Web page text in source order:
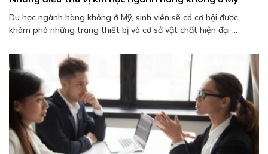
Du học ngành hàng không ở Mỹ, sinh viên sẽ có cơ hội được
khám phá những trang thiết bị và cơ sở vật chất hiện đại ...